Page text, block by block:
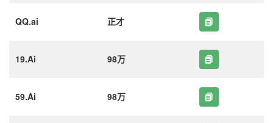
QQ.ai 正才
19.Ai 98万
59.Ai 98万